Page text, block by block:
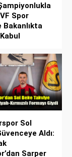
Spor
Bakanlıkta
Sol
Aldı:
Sarper